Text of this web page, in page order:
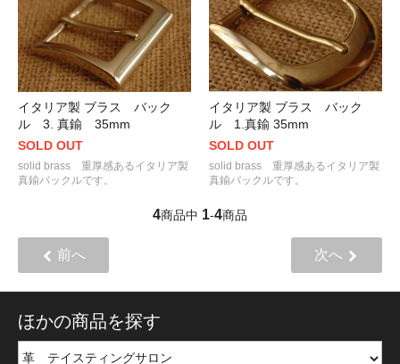
イタリア製 ブラス バック
ル 3. 真鍮 35mm
SOLD OUT
solid brass 重厚感あるイタリア製
真鍮バックルです。
イタリア製 ブラス バック
ル 1.真鍮 35mm
SOLD OUT
solid brass 重厚感あるイタリア製
真鍮バックルです。
4商品中 1-4商品
前へ 次へ
ほかの商品を探す